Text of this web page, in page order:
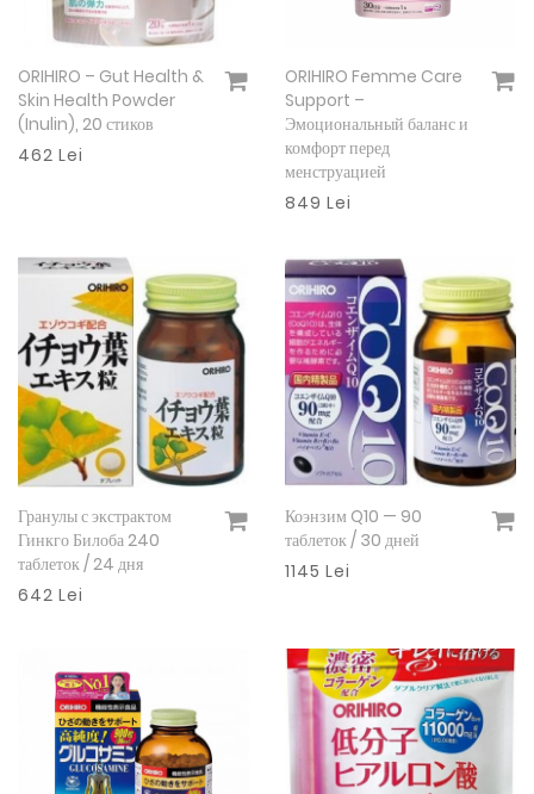
Подробнее
ORIHIRO – Gut Health &
Skin Health Powder
(Inulin), 20 стиков
462 Lei
Подробнее
ORIHIRO Femme Care
Support –
Эмоциональный баланс и
комфорт перед
менструацией
849 Lei
Подробнее
Гранулы с экстрактом
Гинкго Билоба 240
таблеток / 24 дня
642 Lei
Подробнее
Коэнзим Q10 — 90
таблеток / 30 дней
1145 Lei